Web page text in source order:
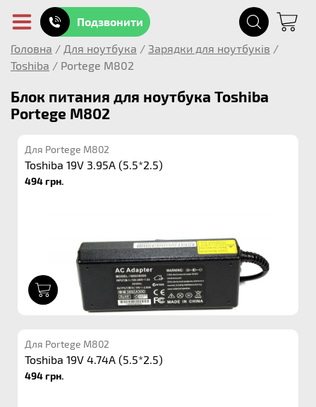
Подзвонити
Головна / Для ноутбука / Зарядки для ноутбуків /
Toshiba / Portege M802
Блок питания для ноутбука Toshiba
Portege M802
Для Portege M802
Toshiba 19V 3.95A (5.5*2.5)
494 грн.
Для Portege M802
Toshiba 19V 4.74A (5.5*2.5)
494 грн.